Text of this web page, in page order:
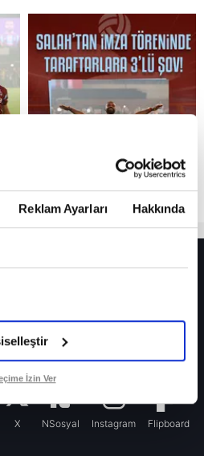
Reklam Ayarları Hakkında
İzin Ver
Devre arasında gelmişti
Greenwood için olay sözler!
Almada!
X NSosyal Instagram Flipboard